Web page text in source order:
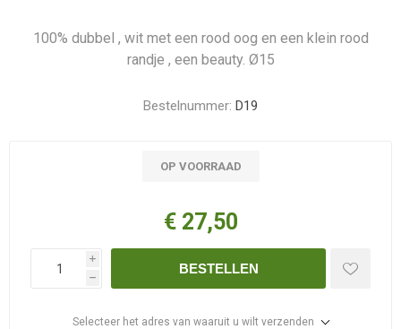
100% dubbel , wit met een rood oog en een klein rood
randje , een beauty. Ø15
Bestelnummer: D19
OP VOORRAAD
€ 27,50
i
h
BESTELLEN
Selecteer het adres van waaruit u wilt verzenden